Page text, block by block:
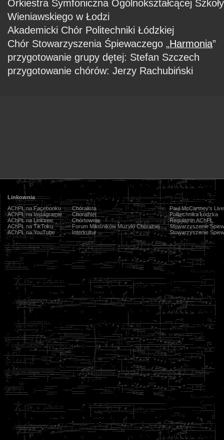
Orkiestra Symfoniczna Ogólnokształcącej
Wieniawskiego w Łodzi
Akademicki Chór Politechniki Łódzkiej
Chór Stowarzyszenia Śpiewaczego „Harmonia”
przygotowanie grupy dętej: Stefan Szczech
przygotowanie chórów: Jerzy Rachubiński
Linkownia
AChPŁ na Facebooku
AChPŁ na Instagramie
AChPŁ na Linktree
AChPŁ na TikToku
AChPŁ na YouTube
Chóralista
ChoralNet
Chórtownia
Forum Miłośników Muzyki Chóralnej
Interkultur
Paul McCartney's
Politechnika Łódzka
Regulamin AChPŁ
Stowarzyszenie
Stowarzyszenie